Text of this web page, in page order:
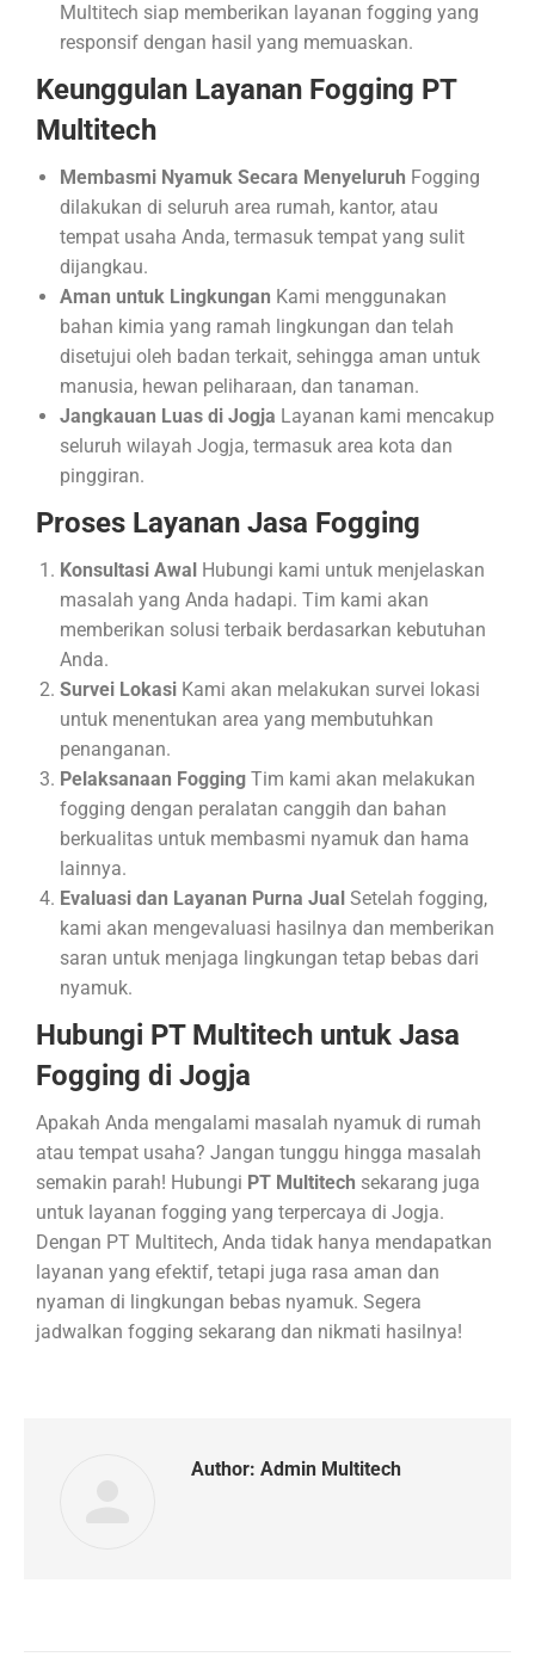
Multitech siap memberikan layanan fogging yang
responsif dengan hasil yang memuaskan.
Keunggulan Layanan Fogging PT
Multitech
Membasmi Nyamuk Secara Menyeluruh Fogging
dilakukan di seluruh area rumah, kantor, atau
tempat usaha Anda, termasuk tempat yang sulit
dijangkau.
Aman untuk Lingkungan Kami menggunakan
bahan kimia yang ramah lingkungan dan telah
disetujui oleh badan terkait, sehingga aman untuk
manusia, hewan peliharaan, dan tanaman.
Jangkauan Luas di Jogja Layanan kami mencakup
seluruh wilayah Jogja, termasuk area kota dan
pinggiran.
Proses Layanan Jasa Fogging
Konsultasi Awal Hubungi kami untuk menjelaskan
masalah yang Anda hadapi. Tim kami akan
memberikan solusi terbaik berdasarkan kebutuhan
Anda.
Survei Lokasi Kami akan melakukan survei lokasi
untuk menentukan area yang membutuhkan
penanganan.
Pelaksanaan Fogging Tim kami akan melakukan
fogging dengan peralatan canggih dan bahan
berkualitas untuk membasmi nyamuk dan hama
lainnya.
Evaluasi dan Layanan Purna Jual Setelah fogging,
kami akan mengevaluasi hasilnya dan memberikan
saran untuk menjaga lingkungan tetap bebas dari
nyamuk.
Hubungi PT Multitech untuk Jasa
Fogging di Jogja
Apakah Anda mengalami masalah nyamuk di rumah
atau tempat usaha? Jangan tunggu hingga masalah
semakin parah! Hubungi PT Multitech sekarang juga
untuk layanan fogging yang terpercaya di Jogja.
Dengan PT Multitech, Anda tidak hanya mendapatkan
layanan yang efektif, tetapi juga rasa aman dan
nyaman di lingkungan bebas nyamuk. Segera
jadwalkan fogging sekarang dan nikmati hasilnya!
Author: Admin Multitech